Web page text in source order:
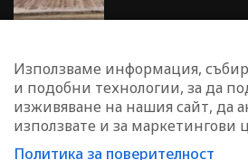
работна ръка в
БОЖИДАР
Използваме информация,
и подобни технологии, за да
изживяване на нашия сайт, да
използвате и за маркетингови
Политика за поверителност